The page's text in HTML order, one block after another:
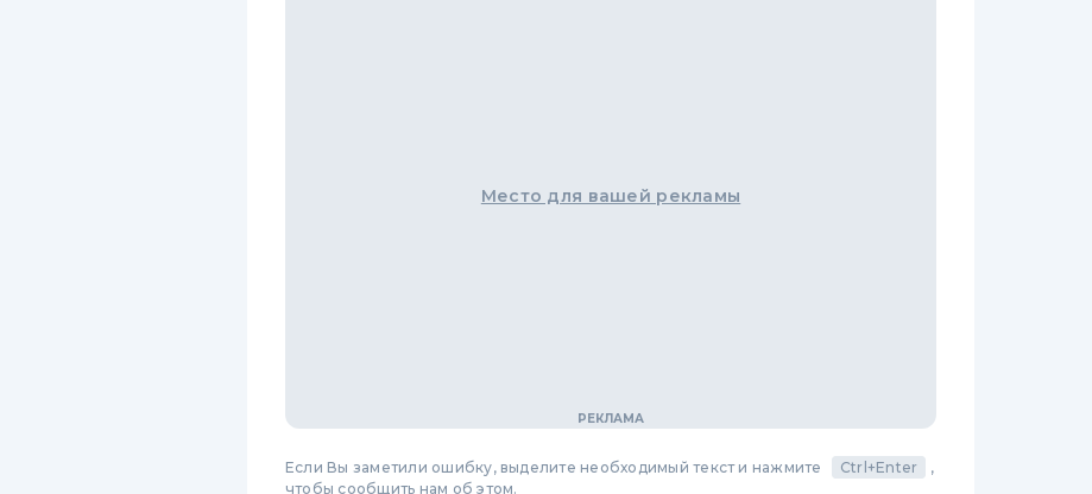
Место для вашей рекламы
Если Вы заметили ошибку, выделите необходимый текст и нажмите Ctrl+Enter
,
чтобы сообщить нам об этом.